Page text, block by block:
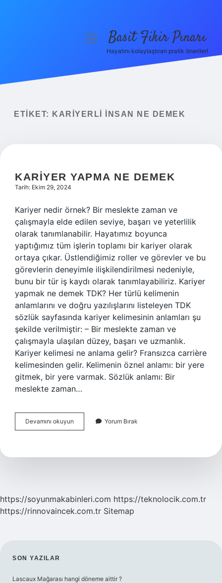
Yasal Uyarı
menüyüBasit Fikir Pınarı
Hayatını kolaylaştıran pratik öneriler!
ETIKET: KARIYERLI INSAN NE DEMEK
KARIYER YAPMA NE DEMEK
Tarih: Ekim 29, 2024
Kariyer nedir örnek? Bir meslekte zaman ve
çalışmayla elde edilen seviye, başarı ve yeterlilik
olarak tanımlanabilir. Hayatımız boyunca
yaptığımız tüm işlerin toplamı bir kariyer olarak
ortaya çıkar. Üstlendiğimiz roller ve görevler ve bu
görevlerin deneyimle ilişkilendirilmesi nedeniyle,
bunu bir tür iş kaydı olarak tanımlayabiliriz. Kariyer
yapmak ne demek TDK? Her türlü kelimenin
anlamlarını ve doğru yazılışlarını listeleyen TDK
sözlük sayfasında kariyer kelimesinin anlamları şu
şekilde verilmiştir: – Bir meslekte zaman ve
çalışmayla ulaşılan düzey, başarı ve uzmanlık.
Kariyer kelimesi ne anlama gelir? Fransızca carrière
kelimesinden gelir. Kelimenin öznel anlamı: bir yere
gitmek, bir yere varmak. Sözlük anlamı: Bir
meslekte zaman…
Devamını okuyun
Yapma
Yorum Bırak
https://soyunmakabinleri.com https://teknolocik.com.tr
https://rinnovaincek.com.tr Sitemap
SIDEBAR
SON YAZILAR
Lascaux Mağarası hangi döneme aittir ?